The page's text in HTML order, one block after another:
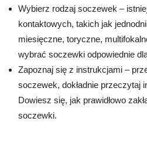
Wybierz rodzaj soczewek –
kontaktowych, takich jak
miesięczne, toryczne,
wybrać soczewki odpowiednie
Zapoznaj się z instrukcjami –
soczewek, dokładnie przeczytaj
Dowiesz się, jak prawidłowo
soczewki.